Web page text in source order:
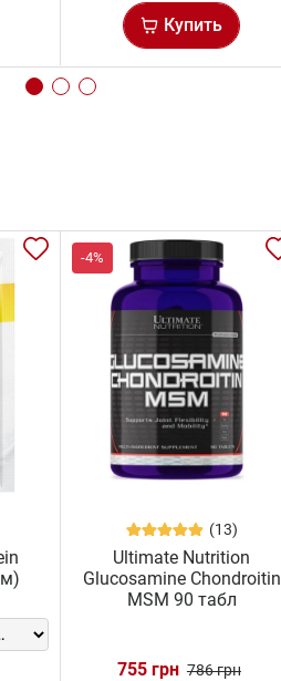
Купить
-4%
(13)
Ultimate Nutrition
Glucosamine Chondroitin
MSM 90 табл
755 грн 786 грн